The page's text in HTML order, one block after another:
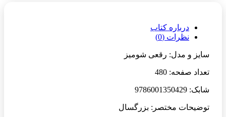
درباره کتاب
نظرات (0)
سایز و مدل: رقعی شومیز
تعداد صفحه: 480
شابک: 9786001350429
توضیحات مختصر: بزرگسال